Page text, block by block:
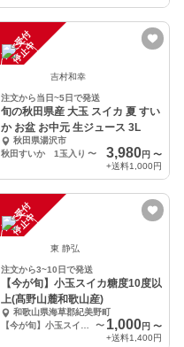
注
文
受
付
停
止
中
吉村和幸
注文から当日~5日で発送
旬の秋田県産 大玉 スイカ 夏 すい
か お盆 お中元 生ジュース 3L
秋田県湯沢市
秋田すいか 1玉入り 〜 3,980円 〜
+送料1,000円
注
文
受
付
停
止
中
東 静弘
注文から3~10日で発送
【今が旬】小玉スイカ糖度10度以
上(髙野山麓和歌山産)
和歌山県海草郡紀美野町
〜 1,000円 〜
+送料1,400円